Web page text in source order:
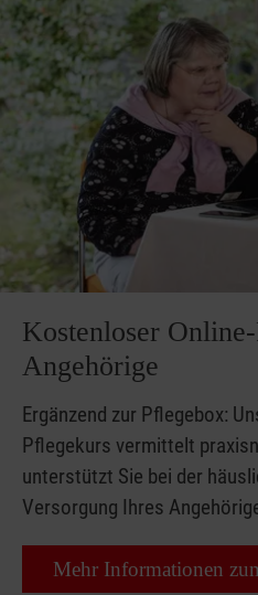
Kostenloser
Angehörige
Ergänzend zur Pflegebox:
Pflegekurs vermittelt
unterstützt Sie bei der
Versorgung Ihres
Mehr Informationen